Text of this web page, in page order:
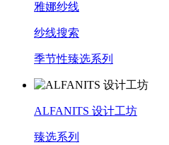
雅娜纱线
纱线搜索
季节性臻选系列
ALFANITS 设计工坊
臻选系列